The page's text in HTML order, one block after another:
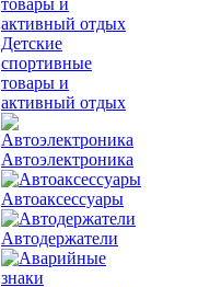
Детские
спортивные
товары и
активный отдых
Автоэлектроника
Автоаксессуары
Автодержатели